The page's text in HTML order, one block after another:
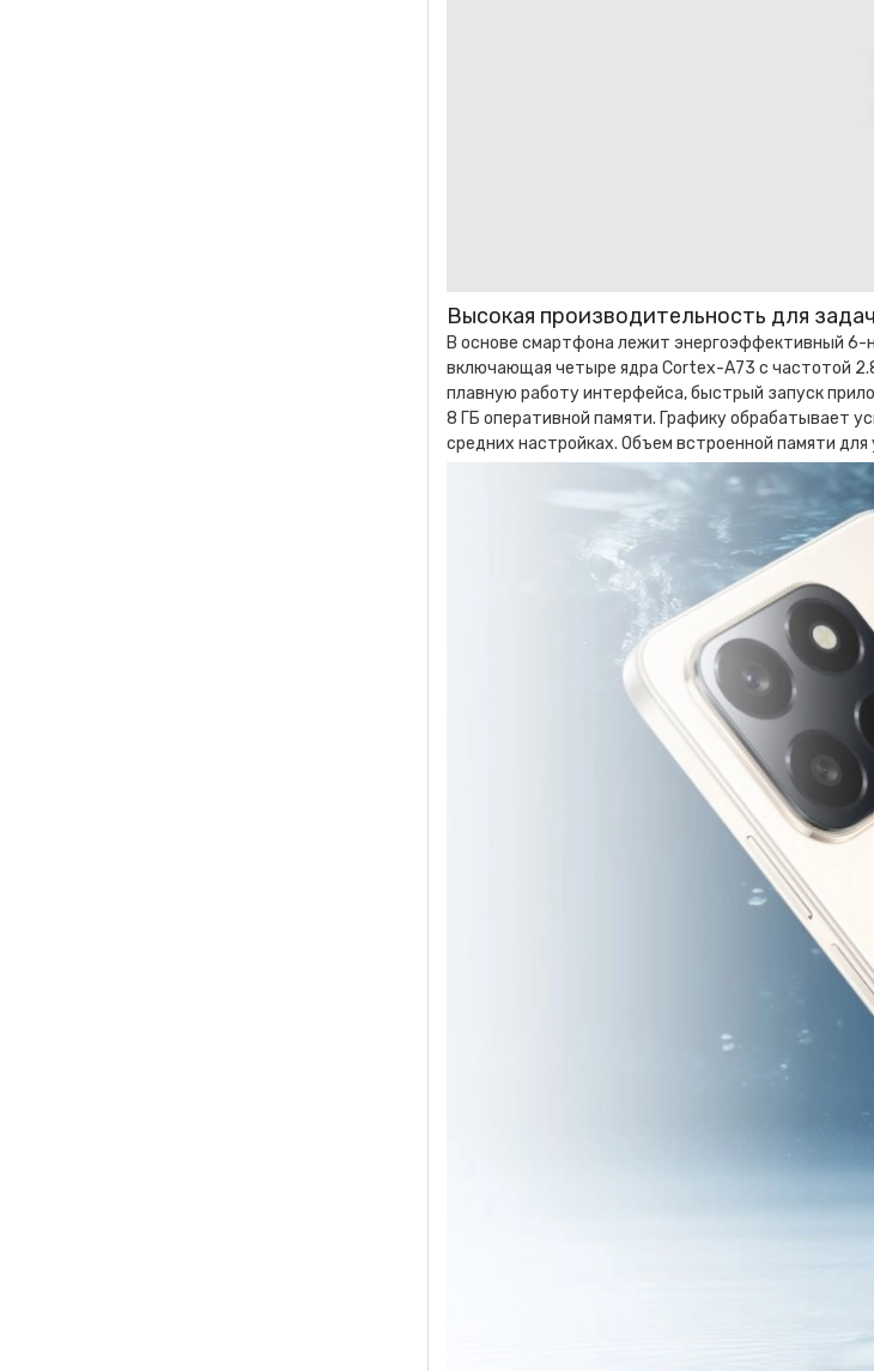
Высокая производительность для
В основе смартфона лежит энергоэффективный 6-
включающая четыре ядра Cortex-A73 с частотой
плавную работу интерфейса, быстрый запуск
8 ГБ оперативной памяти. Графику обрабатывает
средних настройках. Объем встроенной памяти